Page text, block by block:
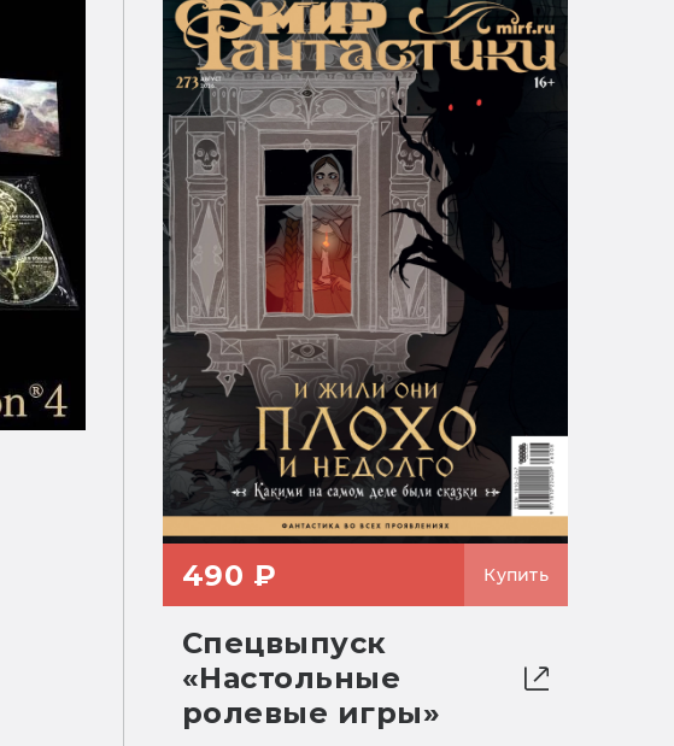
490 ₽ Купить
Спецвыпуск
«Настольные
ролевые игры»